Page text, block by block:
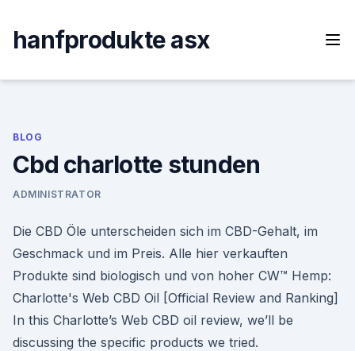
content
hanfprodukte asx
BLOG
Cbd charlotte stunden
ADMINISTRATOR
Die CBD Öle unterscheiden sich im CBD-Gehalt, im
Geschmack und im Preis. Alle hier verkauften
Produkte sind biologisch und von hoher CW™ Hemp:
Charlotte's Web CBD Oil [Official Review and Ranking]
In this Charlotte’s Web CBD oil review, we’ll be
discussing the specific products we tried.